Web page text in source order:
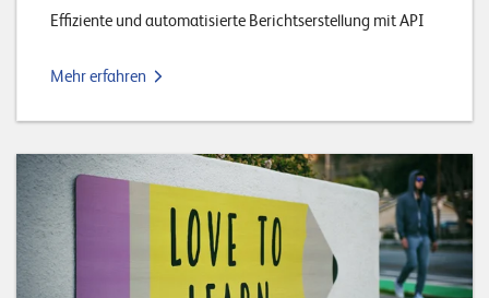
Effiziente und automatisierte Berichtserstellung mit API
Mehr erfahren